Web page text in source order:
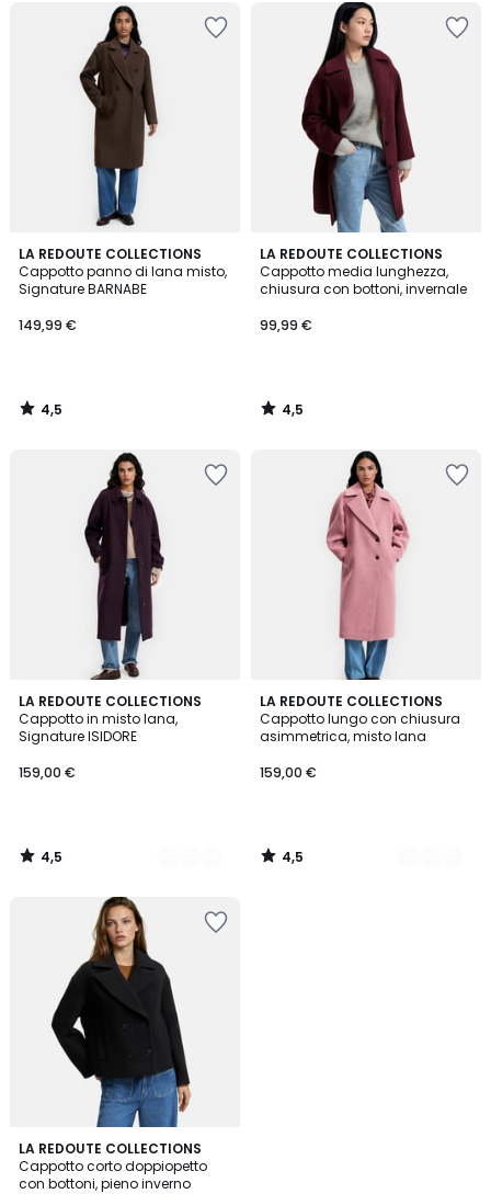
LA REDOUTE COLLECTIONS
Cappotto panno di lana misto,
Signature BARNABE
149,99 €
4,5
/ 5
4,5
/
LA REDOUTE COLLECTIONS
Cappotto media lunghezza,
chiusura con bottoni, invernale
99,99 €
4,5
/ 5
4,5
/
LA REDOUTE COLLECTIONS
Cappotto in misto lana,
Signature ISIDORE
159,00 €
4,5
/ 5
2
Colori
4,5
/
LA REDOUTE COLLECTIONS
Cappotto lungo con chiusura
asimmetrica, misto lana
159,00 €
4,5
/ 5
2
Colori
4,5
/
LA REDOUTE COLLECTIONS
Cappotto corto doppiopetto
con bottoni, pieno inverno
4,8
/ 5